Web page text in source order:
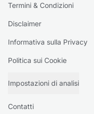
Termini & Condizioni
Disclaimer
Informativa sulla Privacy
Politica sui Cookie
Impostazioni di analisi
Contatti